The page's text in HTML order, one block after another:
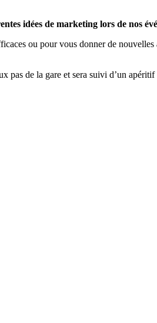
idées de marketing lors de nos
ou pour vous donner de
pas de la gare et sera suivi d’un